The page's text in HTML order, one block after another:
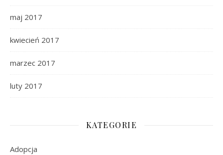
maj 2017
kwiecień 2017
marzec 2017
luty 2017
KATEGORIE
Adopcja